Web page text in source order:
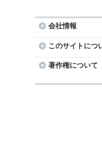
会社情報
このサイトにつ
著作権について